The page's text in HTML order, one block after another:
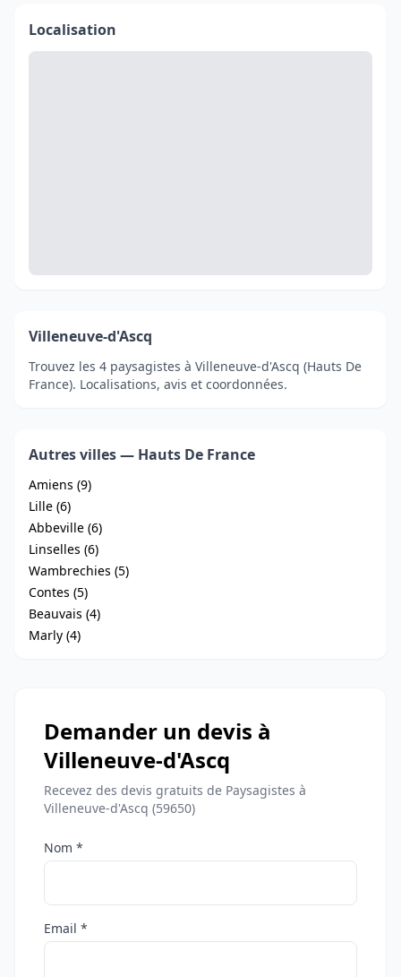
Localisation
Villeneuve-d'Ascq
Trouvez les 4 paysagistes à Villeneuve-d'Ascq (Hauts De
France). Localisations, avis et coordonnées.
Autres villes — Hauts De France
Amiens (9)
Lille (6)
Abbeville (6)
Linselles (6)
Wambrechies (5)
Contes (5)
Beauvais (4)
Marly (4)
Demander un devis à
Villeneuve-d'Ascq
Recevez des devis gratuits de Paysagistes à
Villeneuve-d'Ascq (59650)
Nom *
Email *